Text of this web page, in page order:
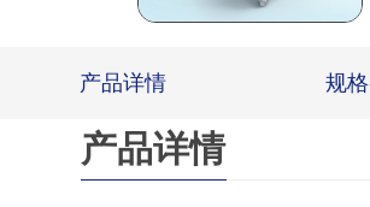
产品详情 规
产品详情